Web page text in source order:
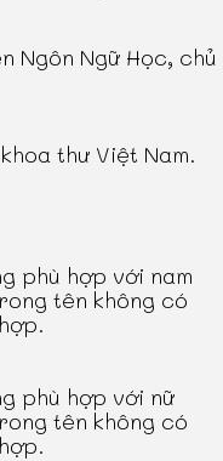
Ngôn Ngữ Học, chủ
thư Việt Nam.
phù hợp với nam
tên không có
phù hợp với nữ
tên không có